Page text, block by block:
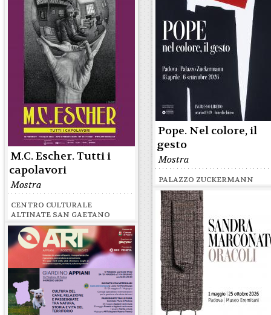
M.C. Escher. Tutti i
capolavori
Mostra
CENTRO CULTURALE
ALTINATE SAN GAETANO
Pope. Nel colore, il
gesto
Mostra
PALAZZO ZUCKERMANN